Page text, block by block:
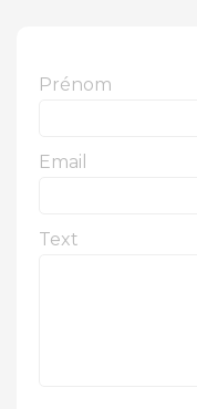
Prénom
Email
Text